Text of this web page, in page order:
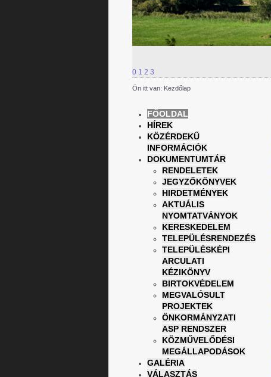
0 1 2 3
Ön itt van: Kezdőlap
FŐOLDAL
HÍREK
KÖZÉRDEKŰ
INFORMÁCIÓK
DOKUMENTUMTÁR
RENDELETEK
JEGYZŐKÖNYVEK
HIRDETMÉNYEK
AKTUÁLIS
NYOMTATVÁNYOK
KERESKEDELEM
TELEPÜLÉSRENDEZÉS
TELEPÜLÉSKÉPI
ARCULATI
KÉZIKÖNYV
BIRTOKVÉDELEM
MEGVALÓSULT
PROJEKTEK
ÖNKORMÁNYZATI
ASP RENDSZER
KÖZMŰVELŐDÉSI
MEGÁLLAPODÁSOK
GALÉRIA
VÁLASZTÁS